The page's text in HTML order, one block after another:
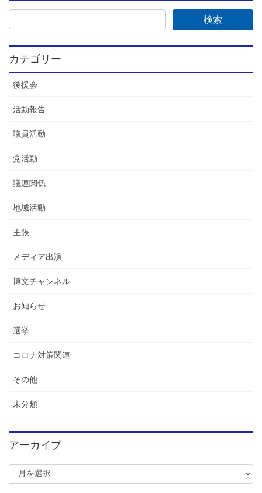
カテゴリー
後援会
活動報告
議員活動
党活動
議連関係
地域活動
主張
メディア出演
博文チャンネル
お知らせ
選挙
コロナ対策関連
その他
未分類
アーカイブ
ア